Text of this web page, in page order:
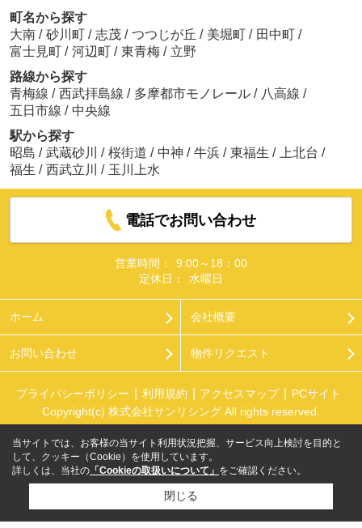
町名から探す
大南 / 砂川町 / 志茂 / つつじが丘 / 美堀町 / 田中町 /
富士見町 / 河辺町 / 東青梅 / 立野
路線から探す
青梅線 / 西武拝島線 / 多摩都市モノレール / 八高線 /
五日市線 / 中央線
駅から探す
昭島 / 武蔵砂川 / 桜街道 / 中神 / 牛浜 / 東福生 / 上北台 /
福生 / 西武立川 / 玉川上水
電話でお問い合わせ
営業時間：
9:00～18：00
定休日：
水曜日
ホーム 会社概要
お問い合わせ 物件リクエスト
プライバシーポリシー 利用規約 アクセスマップ
PCサイト
Copyright(c) 株式会社サンリシング All rights reserved.
当サイトでは、お客様の当サイト利用状況把握、サービス向上検討を目的と
して、クッキー（Cookie）を使用しています。
詳しくは、当社の 「Cookieの取扱いについて」 をご確認ください。
閉じる